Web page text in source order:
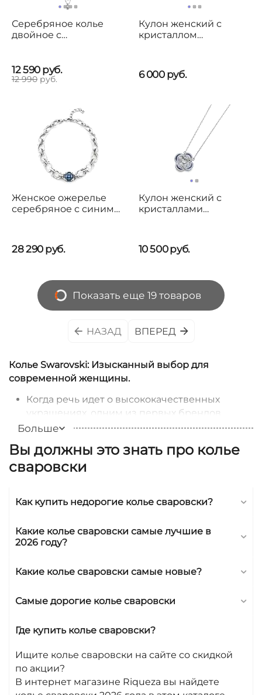
Колье Swarovski: Изысканный выбор для
современной женщины.
Когда речь идет о высококачественных
украшениях, одним из первых брендов,
который приходит на ум, является Swarovski.
по всему миру, и Россия не исключение.
Колье Swarovski — это не просто украшение,
Swarovski так популярно среди модниц?
сочетанию цены и качества. Каждое
украшение этого бренда — это
дополняет ваш образ, будь то платья на
прогулки по городу.
изысканности и утонченности. Это
для тех, кто ценит стиль и качество.
Независимо от того, какую одежду вы
предпочитаете — платья, обувь или даже
Больше
Вы должны это знать про колье
сваровски
Как купить недорогие колье сваровски?
Какие колье сваровски самые лучшие в
2026 году?
Какие колье сваровски самые новые?
Самые дорогие колье сваровски
Где купить колье сваровски?
Ищите колье сваровски на сайте со скидкой
по акции?
В интернет магазине Riqueza вы найдете
Серебряное колье
двойное с
To You
12 590 руб.
12 990 руб.
Кулон женский с
кристаллом
6 000 руб.
Женское ожерелье
серебряное с синим
Marvelous
28 290 руб.
Кулон женский с
кристаллами
10 500руб.
Показать еще 19 товаров
НАЗАД ВПЕРЕД